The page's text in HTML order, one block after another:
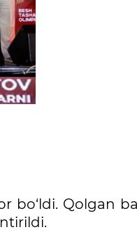
bo‘ldi. Qolgan